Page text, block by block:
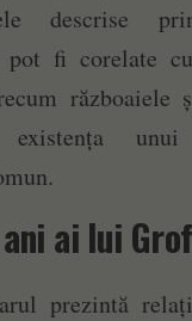
descrise
pot fi corelate
războaiele
existența unui
ai lui Grof
prezintă